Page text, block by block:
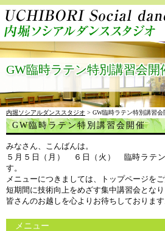
GW臨時ラテン特別講習会開
内堀ソシアルダンススタジオ > GW臨時ラテン特別講習会
GW臨時ラテン特別講習会開催
みなさん、こんばんは。
５月５日（月） ６日（火） 臨時ラテン
す。
メニューにつきましては、トップページをご
短期間に技術向上をめざす集中講習会となり
皆さんのお越しを心よりお待ちしております
メニュー